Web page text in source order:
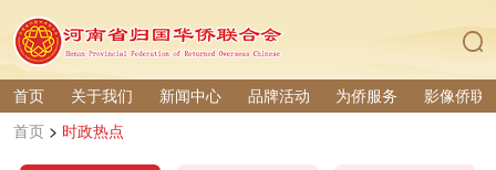
首页 关于我们 新闻中心 品牌活动 为侨服务
影像侨联
首页> 时政热点